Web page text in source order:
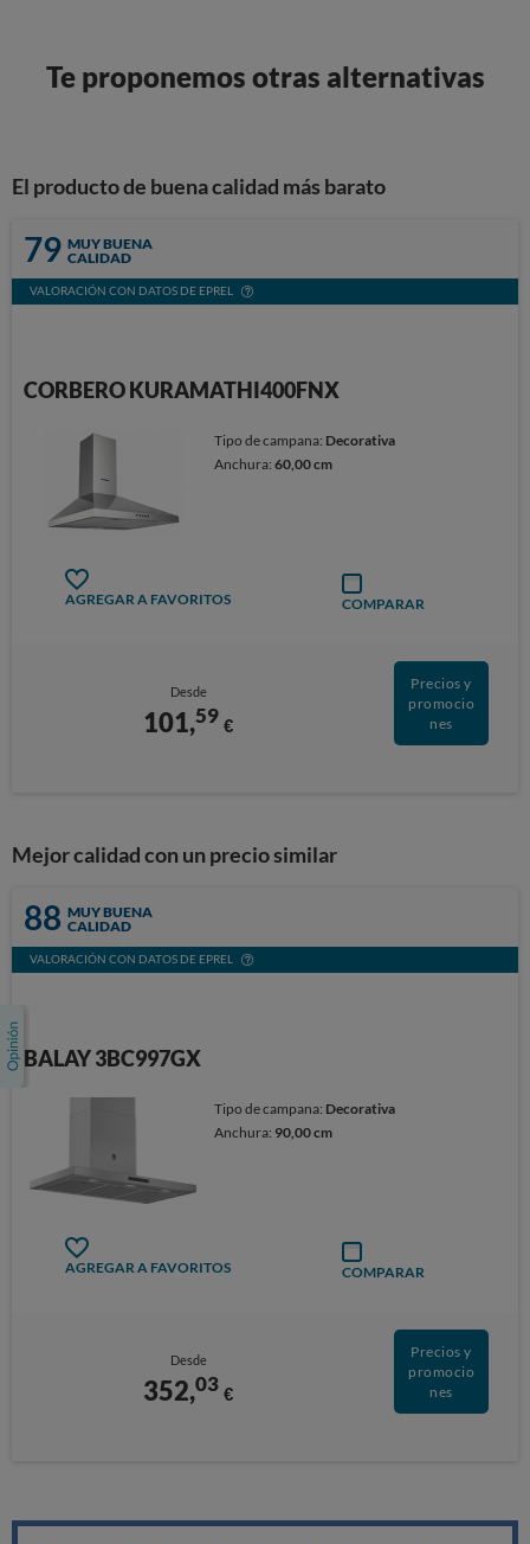
Te proponemos otras alternativas
El producto de buena calidad más barato
79 MUY BUENA
CALIDAD
VALORACIÓN CON DATOS DE EPREL
CORBERO KURAMATHI400FNX
Tipo de campana: Decorativa
Anchura:60,00 cm
AGREGAR A FAVORITOS COMPARAR
Desde
101,59 €
Precios y
promocio
nes
Mejor calidad con un precio similar
88 MUY BUENA
CALIDAD
VALORACIÓN CON DATOS DE EPREL
BALAY 3BC997GX
Tipo de campana: Decorativa
Anchura: 90,00 cm
AGREGAR A FAVORITOS COMPARAR
Desde
352,03 €
Precios y
promocio
nes